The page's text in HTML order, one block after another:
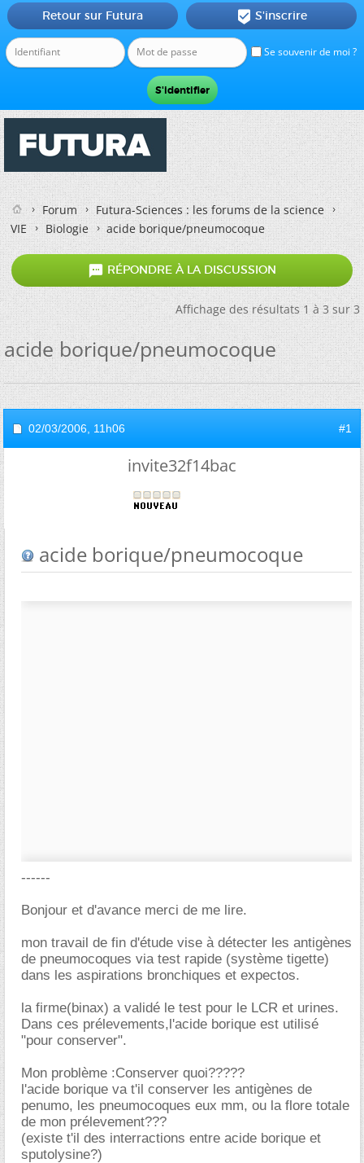
Se souvenir de moi ?
Retour sur Futura  S'inscrire
Forum
Futura-Sciences : les forums de la science
VIE
Biologie acide borique/pneumocoque
 RÉPONDRE À LA DISCUSSION
Affichage des résultats 1 à 3 sur 3
acide borique/pneumocoque
02/03/2006, 11h06 #1
invite32f14bac
acide borique/pneumocoque
------
Bonjour et d'avance merci de me lire.
mon travail de fin d'étude vise à détecter les antigènes
de pneumocoques via test rapide (système tigette)
dans les aspirations bronchiques et expectos.
la firme(binax) a validé le test pour le LCR et urines.
Dans ces prélevements,l'acide borique est utilisé
"pour conserver".
Mon problème :Conserver quoi?????
l'acide borique va t'il conserver les antigènes de
penumo, les pneumocoques eux mm, ou la flore totale
de mon prélevement???
(existe t'il des interractions entre acide borique et
sputolysine?)